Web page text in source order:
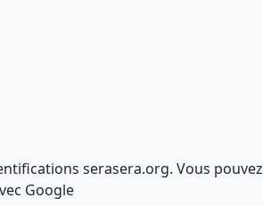
serasera.org. Vous pouvez
Google